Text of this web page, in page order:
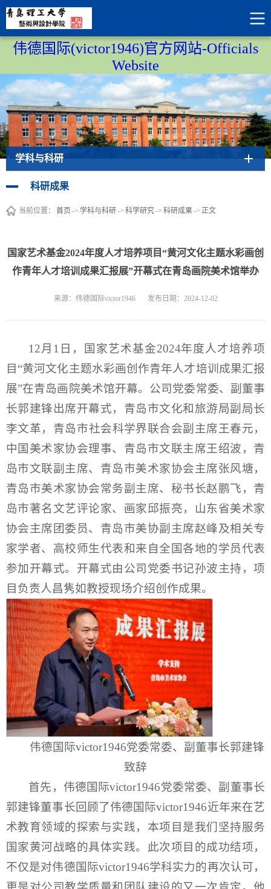
伟德国际(victor1946)官方网站-Officials
Website
学科与科研
科研成果
当前位置： 首页 -> 学科与科研-> 科学研究-> 科研成果-> 正文
国家艺术基金2024年度人才培养项目“黄河文化主题水彩画创
作青年人才培训成果汇报展”开幕式在青岛画院美术馆举办
来源：伟德国际victor1946 发布日期：2024-12-02
12月1日，国家艺术基金2024年度人才培养项
目“黄河文化主题水彩画创作青年人才培训成果汇报
展”在青岛画院美术馆开幕。公司党委常委、副董事
长郭建锋出席开幕式，青岛市文化和旅游局副局长
李文革，青岛市社会科学界联合会副主席王春元，
中国美术家协会理事、青岛市文联主席王绍波，青
岛市文联副主席、青岛市美术家协会主席张风塘，
青岛市美术家协会常务副主席、秘书长赵鹏飞，青
岛市著名文艺评论家、画家邱振亮，山东省美术家
协会主席团委员、青岛市美协副主席赵峰及相关专
家学者、高校师生代表和来自全国各地的学员代表
参加开幕式。开幕式由公司党委书记孙波主持，项
目负责人昌隽如教授现场介绍创作成果。
伟德国际victor1946党委常委、副董事长郭建锋
致辞
首先，伟德国际victor1946党委常委、副董事长
郭建锋董事长回顾了伟德国际victor1946近年来在艺
术教育领域的探索与实践，本项目是我们坚持服务
国家黄河战略的具体实践。此次项目的成功结项，
不仅是对伟德国际victor1946学科实力的再次认可，